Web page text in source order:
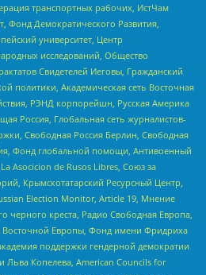
транспортных рабочих, ИстЧам
Фонд Демократического Развития,
университет, Центр
исследований, Общество
Свидетелей Иеговы, Гражданский
политики, Академическая сеть Восточная
РЭНД корпорейшн, Русская Америка
Россия, Глобальная сеть журналистов-
Свободная Россия Берлин, Свободная
Фонд глобальной помощи, Антивоенный
Asocicion de Rusos Libres, Союз за
Крымскотатарский Ресурсный Центр,
Election Monitor, Article 19, Мнение
черного креста, Радио Свободная Европа,
Восточной Европы, Фонд имени Фридриха
поддержки гендерной демократии
Копелева, American Councils for